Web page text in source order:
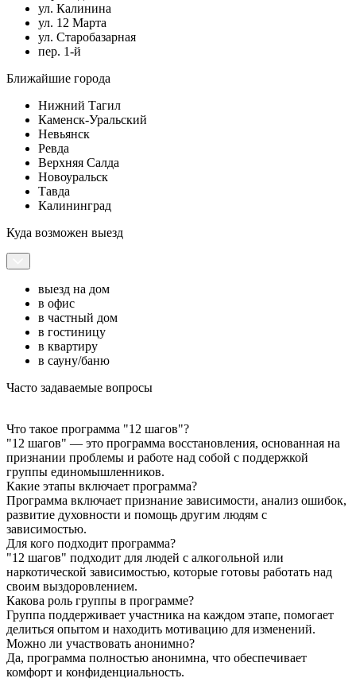
ул. Калинина
ул. 12 Марта
ул. Старобазарная
пер. 1-й
Ближайшие города
Нижний Тагил
Каменск-Уральский
Невьянск
Ревда
Верхняя Салда
Новоуральск
Тавда
Калининград
Куда возможен выезд
выезд на дом
в офис
в частный дом
в гостиницу
в квартиру
в сауну/баню
Часто задаваемые вопросы
Что такое программа "12 шагов"?
"12 шагов" — это программа восстановления, основанная на
признании проблемы и работе над собой с поддержкой
группы единомышленников.
Какие этапы включает программа?
Программа включает признание зависимости, анализ ошибок,
развитие духовности и помощь другим людям с
зависимостью.
Для кого подходит программа?
"12 шагов" подходит для людей с алкогольной или
наркотической зависимостью, которые готовы работать над
своим выздоровлением.
Какова роль группы в программе?
Группа поддерживает участника на каждом этапе, помогает
делиться опытом и находить мотивацию для изменений.
Можно ли участвовать анонимно?
Да, программа полностью анонимна, что обеспечивает
комфорт и конфиденциальность.